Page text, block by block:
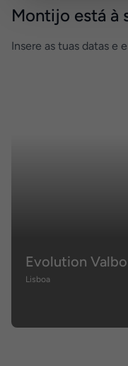
Montijo está à
Insere as tuas datas e
Evolution
Lisboa